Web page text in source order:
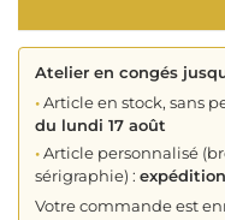
Atelier en congés
•Article en stock, sans
du lundi 17 août
•Article personnalisé
sérigraphie) :
Votre commande est